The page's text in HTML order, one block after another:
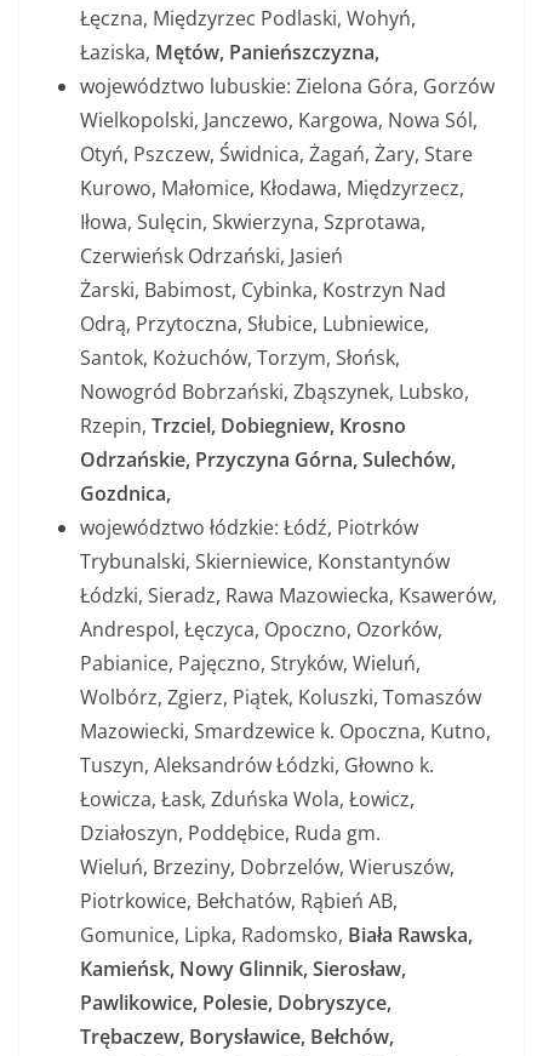
Łęczna, Międzyrzec Podlaski, Wohyń,
Łaziska, Mętów, Panieńszczyzna,
województwo lubuskie: Zielona Góra, Gorzów
Wielkopolski, Janczewo, Kargowa, Nowa Sól,
Otyń, Pszczew, Świdnica, Żagań, Żary, Stare
Kurowo, Małomice, Kłodawa, Międzyrzecz,
Iłowa, Sulęcin, Skwierzyna, Szprotawa,
Czerwieńsk Odrzański, Jasień
Żarski, Babimost, Cybinka, Kostrzyn Nad
Odrą, Przytoczna, Słubice, Lubniewice,
Santok, Kożuchów, Torzym, Słońsk,
Nowogród Bobrzański, Zbąszynek, Lubsko,
Rzepin, Trzciel, Dobiegniew, Krosno
Odrzańskie, Przyczyna Górna, Sulechów,
Gozdnica,
województwo łódzkie: Łódź, Piotrków
Trybunalski, Skierniewice, Konstantynów
Łódzki, Sieradz, Rawa Mazowiecka, Ksawerów,
Andrespol, Łęczyca, Opoczno, Ozorków,
Pabianice, Pajęczno, Stryków, Wieluń,
Wolbórz, Zgierz, Piątek, Koluszki, Tomaszów
Mazowiecki, Smardzewice k. Opoczna, Kutno,
Tuszyn, Aleksandrów Łódzki, Głowno k.
Łowicza, Łask, Zduńska Wola, Łowicz,
Działoszyn, Poddębice, Ruda gm.
Wieluń, Brzeziny, Dobrzelów, Wieruszów,
Piotrkowice, Bełchatów, Rąbień AB,
Gomunice, Lipka, Radomsko, Biała Rawska,
Kamieńsk, Nowy Glinnik, Sierosław,
Pawlikowice, Polesie, Dobryszyce,
Trębaczew, Borysławice, Bełchów,